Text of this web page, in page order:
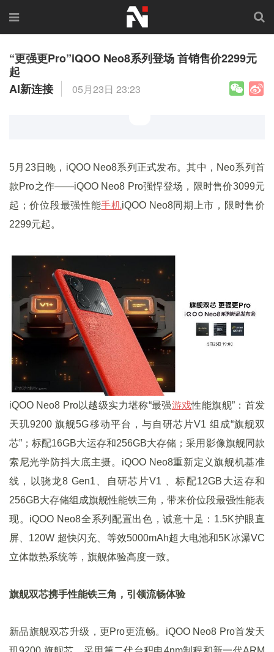
“更强更Pro”iQOO Neo8系列登场 首销售价2299元
起
AI新连接
05月23日 23:23
5月23日晚，iQOO Neo8系列正式发布。其中，Neo系列首
款Pro之作——iQOO Neo8 Pro强悍登场，限时售价3099元
起；价位段最强性能手机iQOO Neo8同期上市，限时售价
2299元起。
iQOO Neo8 Pro以越级实力堪称“最强游戏性能旗舰”：首发
天玑9200 旗舰5G移动平台，与自研芯片V1 组成“旗舰双
芯”；标配16GB大运存和256GB大存储；采用影像旗舰同款
索尼光学防抖大底主摄。iQOO Neo8重新定义旗舰机基准
线，以骁龙8 Gen1、自研芯片V1 、标配12GB大运存和
256GB大存储组成旗舰性能铁三角，带来价位段最强性能表
现。iQOO Neo8全系列配置出色，诚意十足：1.5K护眼直
屏、120W 超快闪充、等效5000mAh超大电池和5K冰瀑VC
立体散热系统等，旗舰体验高度一致。
旗舰双芯携手性能铁三角，引领流畅体验
新品旗舰双芯升级，更Pro更流畅。iQOO Neo8 Pro首发天